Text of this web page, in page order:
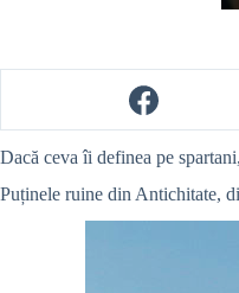
Dacă ceva îi definea pe
Puținele ruine din Antichitate,